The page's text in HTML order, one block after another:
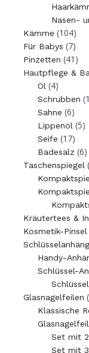
Nasen-
Kämme (104)
Für Babys (7)
Pinzetten (41)
Hautpflege &
Öl (4)
Schrubben
Sahne (6)
Lippenöl (5)
Seife (17)
Badesalz (6)
Taschenspiegel
Kräutertees &
Kosmetik-Pinsel
Handy-
Schlüssel-
Glasnagelfeilen
Klassische
Set mit
Set mit